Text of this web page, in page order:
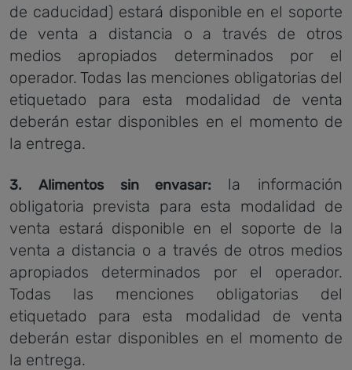
de caducidad) estará disponible en el soporte
de venta a distancia o a través de otros
medios apropiados determinados por el
operador. Todas las menciones obligatorias del
etiquetado para esta modalidad de venta
deberán estar disponibles en el momento de
la entrega.
3. Alimentos sin envasar: la información
obligatoria prevista para esta modalidad de
venta estará disponible en el soporte de la
venta a distancia o a través de otros medios
apropiados determinados por el operador.
Todas las menciones obligatorias del
etiquetado para esta modalidad de venta
deberán estar disponibles en el momento de
la entrega.